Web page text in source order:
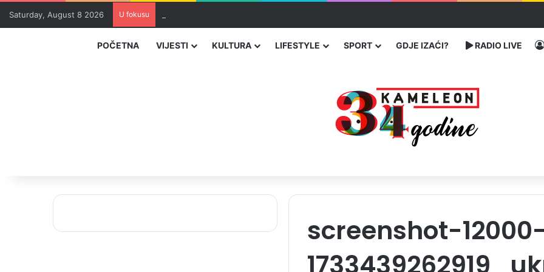
Saturday, August 8 2026 U fokusu
POČETNA VIJESTI KULTURA LIFESTYLE SPORT GDJE IZAĆI? RADIO LIVE
screenshot-12000-